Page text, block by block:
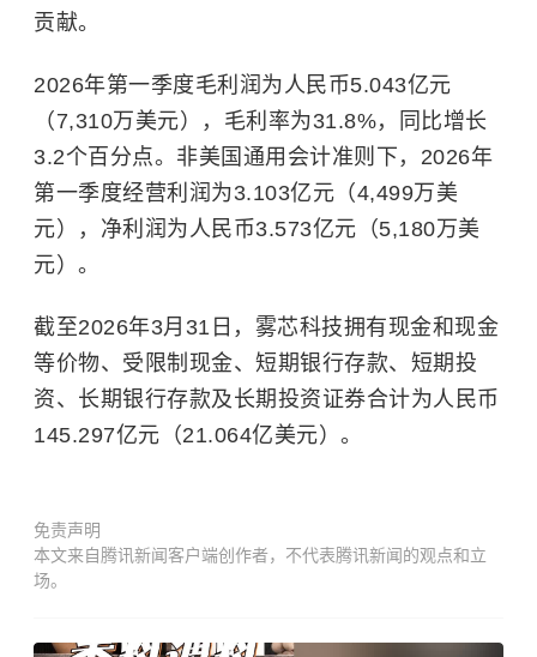
贡献。
2026年第一季度毛利润为人民币5.043亿元
（7,310万美元），毛利率为31.8%，同比增长
3.2个百分点。非美国通用会计准则下，2026年
第一季度经营利润为3.103亿元（4,499万美
元），净利润为人民币3.573亿元（5,180万美
元）。
截至2026年3月31日，雾芯科技拥有现金和现金
等价物、受限制现金、短期银行存款、短期投
资、长期银行存款及长期投资证券合计为人民币
145.297亿元（21.064亿美元）。
免责声明
本文来自腾讯新闻客户端创作者，不代表腾讯新闻的观点和立
场。